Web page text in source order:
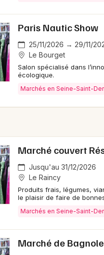
Paris Nautic Show
25/11/2026 → 29/11/
Le Bourget
Salon spécialisé dans
écologique.
Marchés en Seine-Saint-
Marché couvert
Jusqu'au 31/12/2026
Le Raincy
Produits frais, légumes,
le plaisir de faire de
Marchés en Seine-Saint-
Marché de